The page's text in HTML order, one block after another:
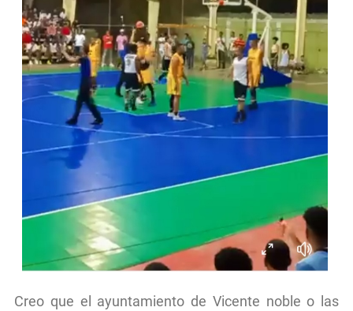
Creo que el ayuntamiento de Vicente noble o las